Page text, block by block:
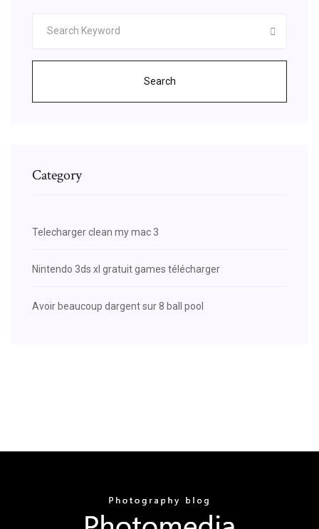
Search
Category
Telecharger clean my mac 3
Nintendo 3ds xl gratuit games télécharger
Avoir beaucoup dargent sur 8 ball pool